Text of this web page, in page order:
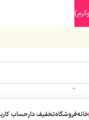
خانهفروشگاهتخفیف دارحساب